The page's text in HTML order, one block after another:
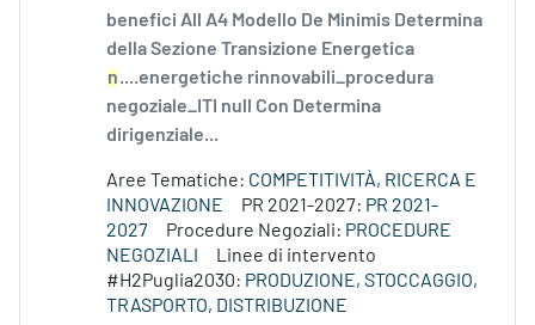
benefici All A4 Modello De Minimis Determina
della Sezione Transizione Energetica
n....energetiche rinnovabili_procedura
negoziale_ITI null Con Determina
dirigenziale...
Aree Tematiche: COMPETITIVITÀ, RICERCA E
INNOVAZIONE
PR 2021-2027: PR 2021-
2027
Procedure Negoziali: PROCEDURE
NEGOZIALI
Linee di intervento
#H2Puglia2030: PRODUZIONE, STOCCAGGIO,
TRASPORTO, DISTRIBUZIONE